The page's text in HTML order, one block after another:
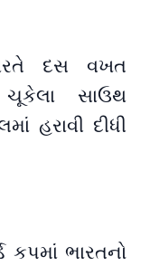
દસ વખત
સાઉથ
હરાવી દીધી
કપમાં ભારતનો